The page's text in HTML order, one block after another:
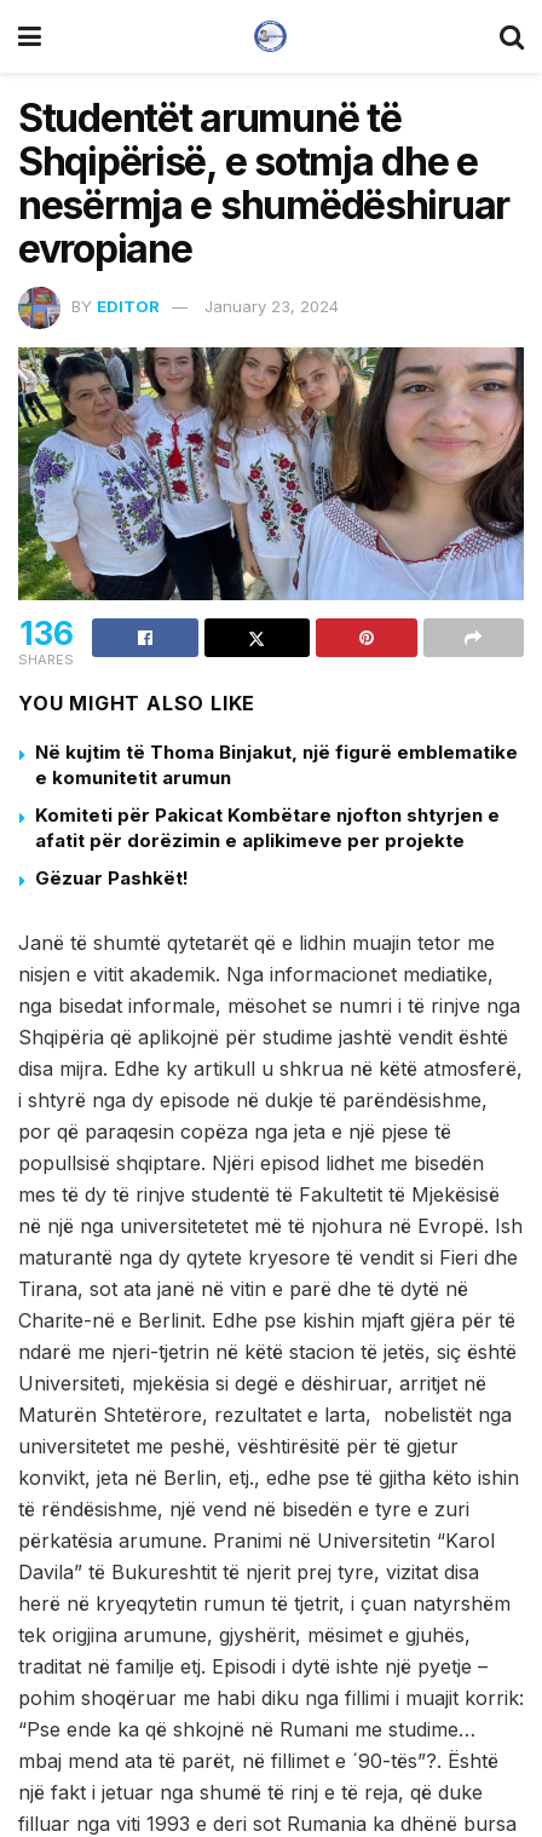
Studentët arumunë të
Shqipërisë, e sotmja dhe e
nesërmja e shumëdëshiruar
evropiane
BY EDITOR January 23, 2024
136
SHARES
YOU MIGHT ALSO LIKE
Në kujtim të Thoma Binjakut, një figurë emblematike
e komunitetit arumun
Komiteti për Pakicat Kombëtare njofton shtyrjen e
afatit për dorëzimin e aplikimeve per projekte
Gëzuar Pashkët!
Janë të shumtë qytetarët që e lidhin muajin tetor me
nisjen e vitit akademik. Nga informacionet mediatike,
nga bisedat informale, mësohet se numri i të rinjve nga
Shqipëria që aplikojnë për studime jashtë vendit është
disa mijra. Edhe ky artikull u shkrua në këtë atmosferë,
i shtyrë nga dy episode në dukje të parëndësishme,
por që paraqesin copëza nga jeta e një pjese të
popullsisë shqiptare. Njëri episod lidhet me bisedën
mes të dy të rinjve studentë të Fakultetit të Mjekësisë
në një nga universitetetet më të njohura në Evropë. Ish
maturantë nga dy qytete kryesore të vendit si Fieri dhe
Tirana, sot ata janë në vitin e parë dhe të dytë në
Charite-në e Berlinit. Edhe pse kishin mjaft gjëra për të
ndarë me njeri-tjetrin në këtë stacion të jetës, siç është
Universiteti, mjekësia si degë e dëshiruar, arritjet në
Maturën Shtetërore, rezultatet e larta, nobelistët nga
universitetet me peshë, vështirësitë për të gjetur
konvikt, jeta në Berlin, etj., edhe pse të gjitha këto ishin
të rëndësishme, një vend në bisedën e tyre e zuri
përkatësia arumune. Pranimi në Universitetin “Karol
Davila” të Bukureshtit të njerit prej tyre, vizitat disa
herë në kryeqytetin rumun të tjetrit, i çuan natyrshëm
tek origjina arumune, gjyshërit, mësimet e gjuhës,
traditat në familje etj. Episodi i dytë ishte një pyetje –
pohim shoqëruar me habi diku nga fillimi i muajit korrik:
“Pse ende ka që shkojnë në Rumani me studime…
mbaj mend ata të parët, në fillimet e ´90-tës”?. Është
një fakt i jetuar nga shumë të rinj e të reja, që duke
filluar nga viti 1993 e deri sot Rumania ka dhënë bursa